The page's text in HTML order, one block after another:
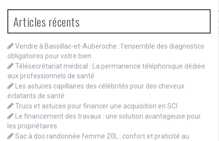
Articles récents
Vendre à Bassillac-et-Auberoche : l’ensemble des diagnostics
obligatoires pour votre bien
Télésecrétariat médical : La permanence téléphonique dédiée
aux professionnels de santé
Les astuces capillaires des célébrités pour des cheveux
éclatants de santé
Trucs et astuces pour financer une acquisition en SCI
Le financement des travaux : une solution avantageuse pour
les propriétaires
Sac à dos randonnée femme 20L : confort et praticité au